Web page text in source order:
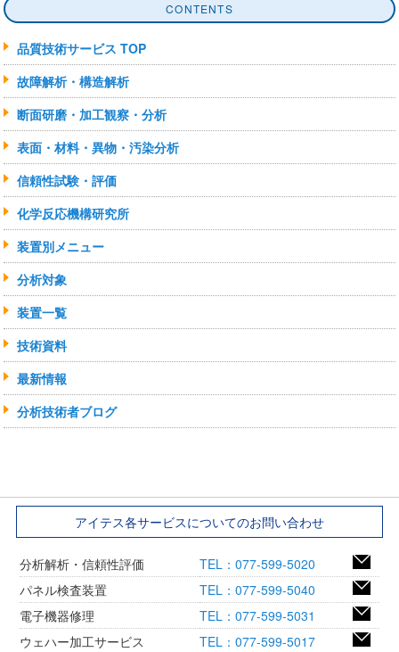
CONTENTS
品質技術サービス TOP
故障解析・構造解析
断面研磨・加工観察・分析
表面・材料・異物・汚染分析
信頼性試験・評価
化学反応機構研究所
装置別メニュー
分析対象
装置一覧
技術資料
最新情報
分析技術者ブログ
アイテス各サービスについてのお問い合わせ
分析解析・信頼性評価
TEL：077-599-5020
パネル検査装置
TEL：077-599-5040
電子機器修理
TEL：077-599-5031
ウェハー加工サービス
TEL：077-599-5017